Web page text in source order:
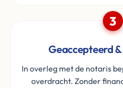
3
Geaccepteerd
In overleg met de notaris
overdracht. Zonder